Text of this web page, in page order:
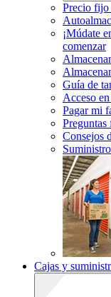
Precio fijo
¡Múdate
comenzar
Guía de
Acceso
Pagar mi
Preguntas
Consejos
Cajas y